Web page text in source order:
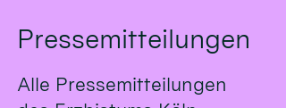
Pressemitteilungen
Alle Pressemitteilungen